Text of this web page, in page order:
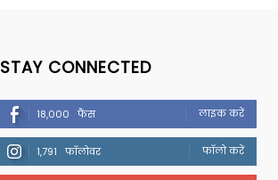
STAY CONNECTED
18,000 फैंस लाइक करें
1,791 फॉलोवर फॉलो करें